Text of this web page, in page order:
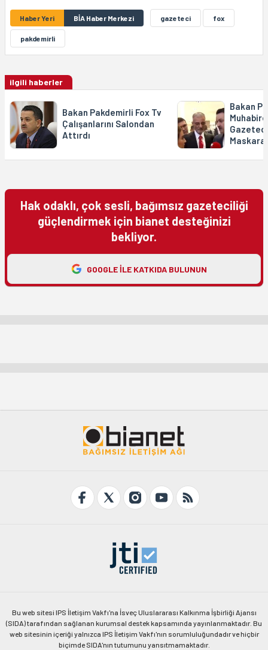
Haber Yeri BİA Haber Merkezi gazeteci fox
pakdemirli
ilgili haberler
Bakan Pakdemirli Fox Tv
Çalışanlarını Salondan
Attırdı
Bakan
Hak odaklı, çok sesli, bağımsız gazeteciliği
güçlendirmek için bianet desteğinizi
bekliyor.
GOOGLE ILE KATKIDA BULUNUN
Bu web sitesi IPS İletişim Vakfı'na İsveç Uluslararası Kalkınma İşbirliği Ajansı
(SIDA) tarafından sağlanan kurumsal destek kapsamında yayınlanmaktadır. Bu
web sitesinin içeriği yalnızca IPS İletişim Vakfı'nın sorumluluğundadır ve hiçbir
biçimde SIDA'nın tutumunu yansıtmamaktadır.